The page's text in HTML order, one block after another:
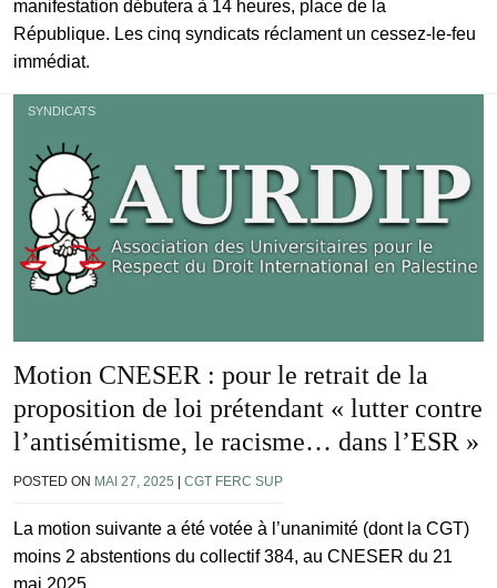
manifestation débutera à 14 heures, place de la
République. Les cinq syndicats réclament un cessez-le-feu
immédiat.
SYNDICATS
Motion CNESER : pour le retrait de la
proposition de loi prétendant « lutter contre
l’antisémitisme, le racisme… dans l’ESR »
POSTED ON MAI 27, 2025 CGT FERC SUP
La motion suivante a été votée à l’unanimité (dont la CGT)
moins 2 abstentions du collectif 384, au CNESER du 21
mai 2025